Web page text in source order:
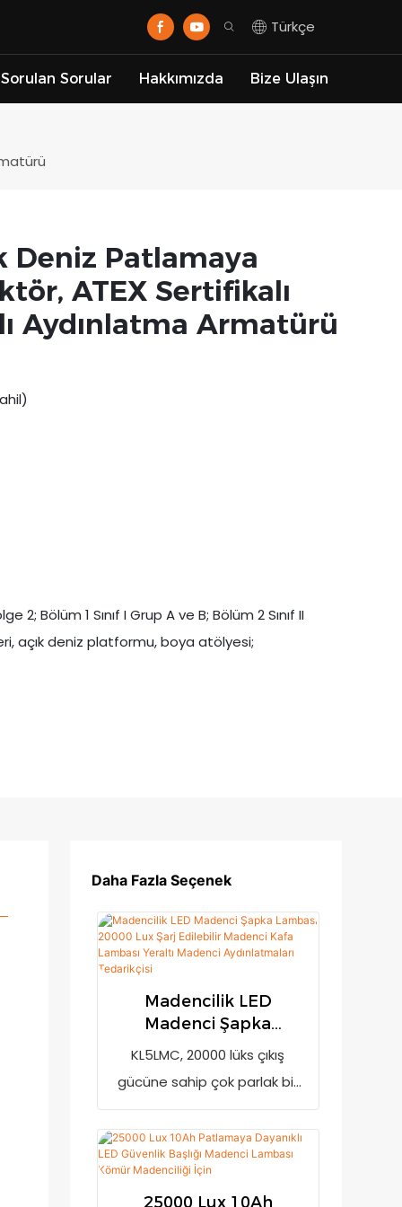
Türkçe
Sorulan Sorular Hakkımızda Bize Ulaşın
Deniz Patlamaya
ATEX Sertifikalı
Aydınlatma Armatürü
2; Bölüm 1 Sınıf I Grup A ve B; Bölüm 2 Sınıf II
açık deniz platformu, boya atölyesi;
Daha Fazla Seçenek
Madencilik LED
Madenci Şapka
Lambası 20000 Lux Şarj
Edilebilir Madenci Kafa
Lambası Yeraltı
Aydınlatmaları
Tedarikçisi
KL5LMC, 20000 lüks çıkış
gücüne sahip çok parlak bir
Güç yetersiz olduğunda şarj
edilmesi gerektiğini
25000 Lux 10Ah